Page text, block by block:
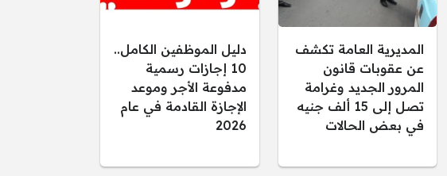
المديرية العامة تكشف
عن عقوبات قانون
المرور الجديد وغرامة
تصل إلى 15 ألف جنيه
في بعض الحالات
دليل الموظفين الكامل..
10 إجازات رسمية
مدفوعة الأجر وموعد
الإجازة القادمة في عام
2026